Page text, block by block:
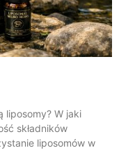
liposomy? W jaki
składników
liposomów w